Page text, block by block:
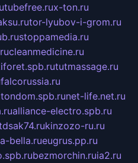
x-ton.ru
tor-lyubov-i-grom.ru
stoppamedia.ru
cleanmedicine.ru
tutmassage.ru
falcorussia.ru
net-life.net.ru
alliance-electro.spb.ru
kinzozo-ru.ru
bella.rueugrus.pp.ru
bezmorchin.ruia2.ru